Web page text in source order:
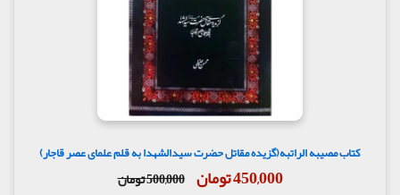
کتاب مصیبه الراتبه(گزیده مقاتل حضرت سیدالشهدا به قلم علمای عصر قاجار)
450,000 تومان 500,000 تومان